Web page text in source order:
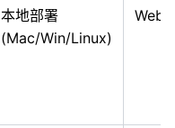
本地部署
(Mac/Win/Linux)
Web